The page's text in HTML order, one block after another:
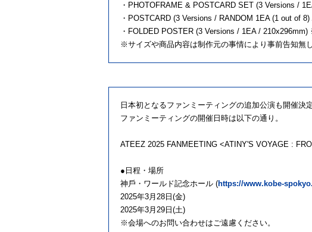
・PHOTOFRAME & POSTCARD SET (3 Versions /
・POSTCARD (3 Versions / RANDOM 1EA (1 out of
・FOLDED POSTER (3 Versions / 1EA / 210x296mm)
※サイズや商品内容は制作元の事情により事前告知無
日本初となるファンミーティングの追加公演も開催決定
ファンミーティングの開催日時は以下の通り。
ATEEZ 2025 FANMEETING <ATINY'S VOYAGE :
●⽇程・場所
神⼾・ワールド記念ホール (https://www.kobe-
2025年3⽉28⽇(⾦)
2025年3⽉29⽇(⼟)
※会場へのお問い合わせはご遠慮ください。